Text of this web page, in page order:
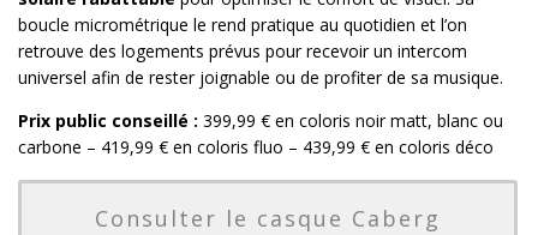
boucle micrométrique le rend pratique au quotidien et l’on
retrouve des logements prévus pour recevoir un intercom
universel afin de rester joignable ou de profiter de sa musique.
Prix public conseillé : 399,99 € en coloris noir matt, blanc ou
carbone – 419,99 € en coloris fluo – 439,99 € en coloris déco
Consulter le casque Caberg